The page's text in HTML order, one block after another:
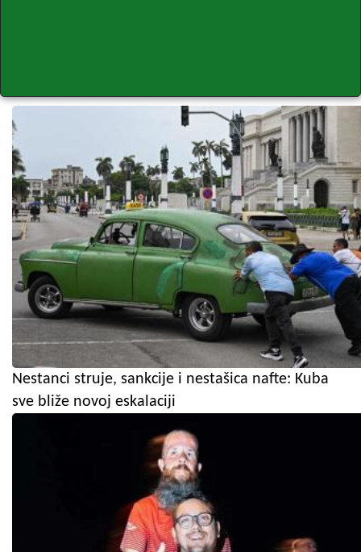
Nestanci struje, sankcije i nestašica nafte: Kuba
sve bliže novoj eskalaciji